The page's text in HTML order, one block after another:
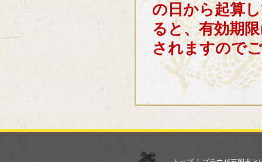
の日から起算
ると、有効期
されますので